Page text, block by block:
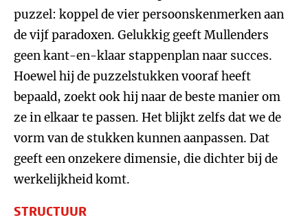
puzzel: koppel de vier persoonskenmerken aan
de vijf paradoxen. Gelukkig geeft Mullenders
geen kant-en-klaar stappenplan naar succes.
Hoewel hij de puzzelstukken vooraf heeft
bepaald, zoekt ook hij naar de beste manier om
ze in elkaar te passen. Het blijkt zelfs dat we de
vorm van de stukken kunnen aanpassen. Dat
geeft een onzekere dimensie, die dichter bij de
werkelijkheid komt.
STRUCTUUR